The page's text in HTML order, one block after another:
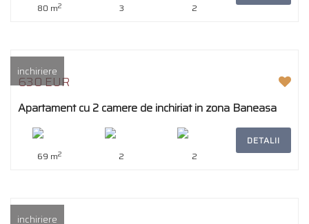
80 m2 3 2
inchiriere
630 EUR
Apartament cu 2 camere de inchiriat in zona Baneasa
69 m2 2 2
DETALII
inchiriere